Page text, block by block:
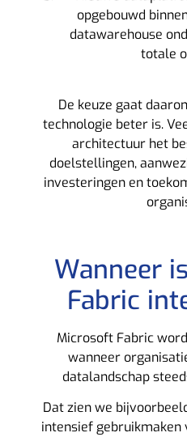
opgebouwd
datawarehouse
totale
De keuze gaat
technologie beter is.
architectuur het
doelstellingen,
investeringen en
Wanneer
Fabric
Microsoft Fabric
wanneer
datalandschap
Dat zien we
intensief gebruikmaken